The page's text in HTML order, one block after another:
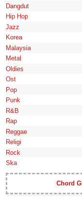
Dangdut
Hip Hop
Jazz
Korea
Malaysia
Metal
Oldies
Ost
Pop
Punk
R&B
Rap
Reggae
Religi
Rock
Ska
Chord